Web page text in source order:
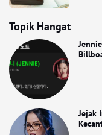
Topik Hangat
Jejak